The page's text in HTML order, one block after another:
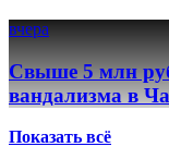
вчера
Свыше 5 млн
вандализма в
Показать всё